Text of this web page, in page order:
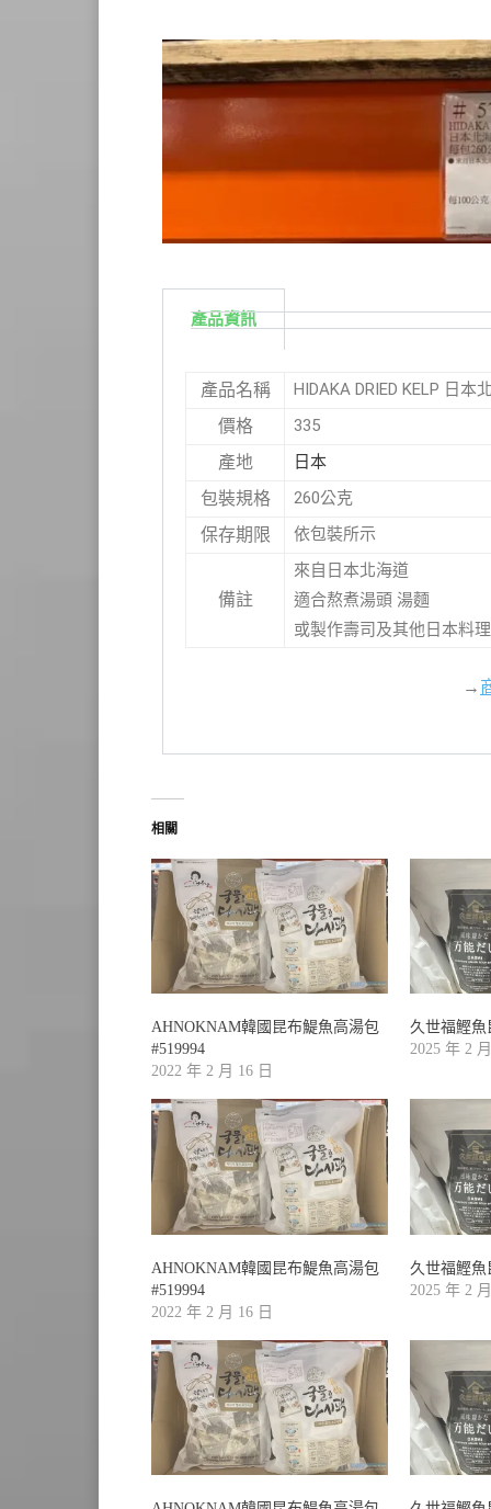
產品資訊
產品名稱 HIDAKA DRIED KELP 日
價格 335
產地 日本
包裝規格 260公克
保存期限 依包裝所示
備註
來自日本北海道
適合熬煮湯頭 湯麵
或製作壽司及其他日本料理
→
相關
AHNOKNAM韓國昆布鯷魚高湯包
#519994
2022 年 2 月 16 日
久世福鰹魚
2025 年 2
AHNOKNAM韓國昆布鯷魚高湯包
#519994
2022 年 2 月 16 日
久世福鰹魚
2025 年 2